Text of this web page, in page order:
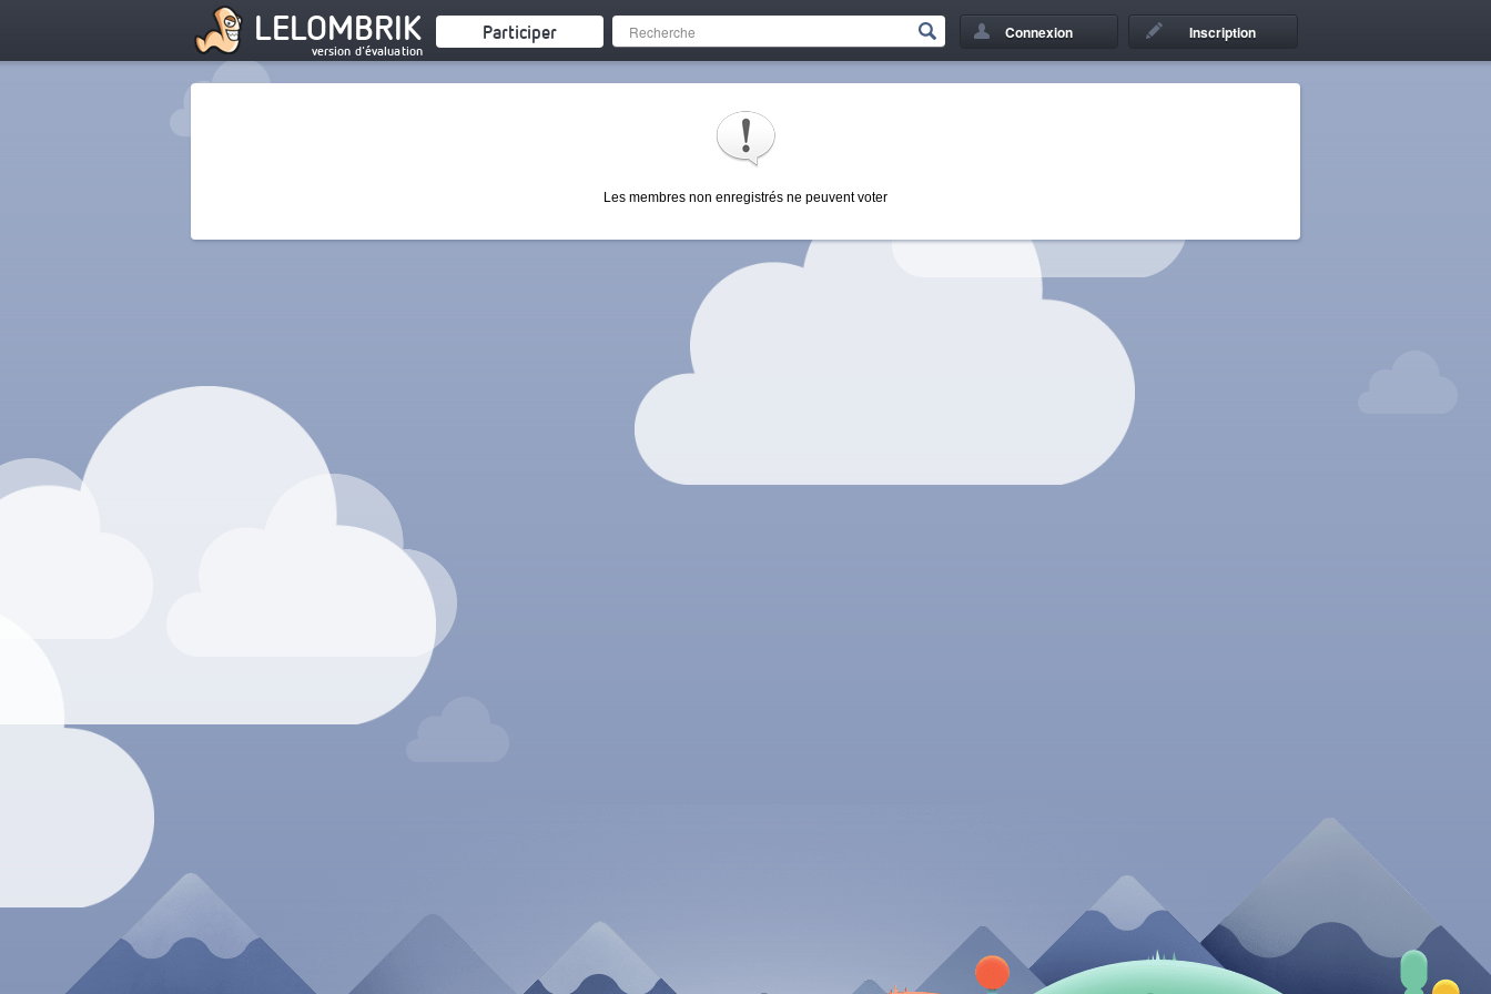
LELOMBRIK
version d'évaluation
Participer Connexion Inscription
Les membres non enregistrés ne peuvent voter